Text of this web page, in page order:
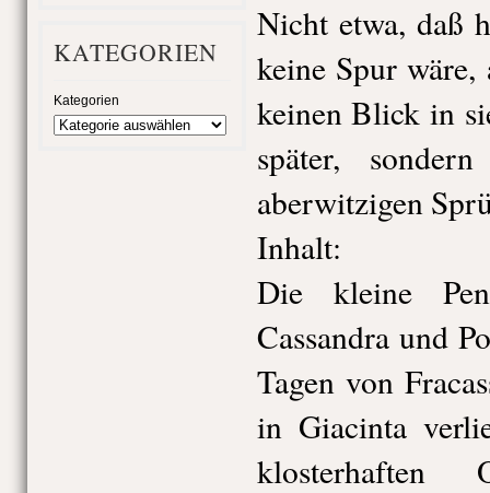
KATEGORIEN
Kategorien
Nicht etwa, daß
keine Spur
keinen Blick in
später,
aberwitzigen
Inhalt:
Die kleine
Cassandra und
Tagen von
in Giacinta